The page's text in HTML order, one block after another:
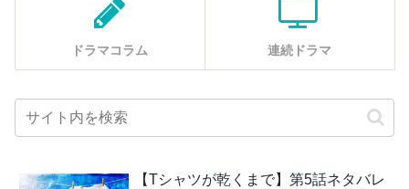
ドラマコラム 連続ドラマ
【Tシャツが乾くまで】第5話ネタバレ